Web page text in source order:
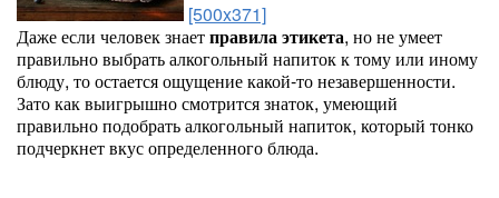
[500x371]
Даже если человек знаетправила этикета, но не умеет
правильно выбрать алкогольный напиток к тому или иному
блюду, то остается ощущение какой-то незавершенности.
Зато как выигрышно смотрится знаток, умеющий
правильно подобрать алкогольный напиток, который тонко
подчеркнет вкус определенного блюда.